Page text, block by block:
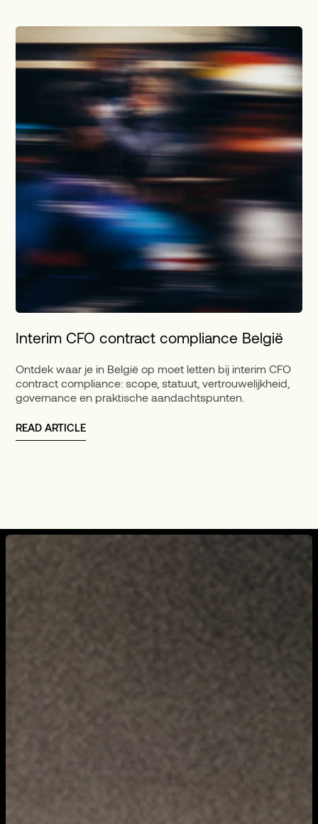
Interim CFO contract compliance België
Ontdek waar je in België op moet letten bij interim CFO
contract compliance: scope, statuut, vertrouwelijkheid,
governance en praktische aandachtspunten.
READ ARTICLE